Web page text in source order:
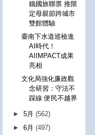
鐵國旅聯票 推限
定母親節跨城市
雙館體驗
臺南下水道巡檢進
AI時代！
AIIMPACT成果
亮相
文化局強化廉政觀
念研習：守法不
踩線 便民不越界
►5月(562)
►6月(497)